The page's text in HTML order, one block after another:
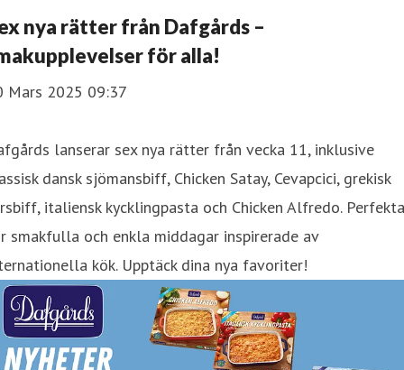
nya rätter från Dafgårds –
för alla!
Mars 2025 09:37
lanserar sex nya rätter från vecka 11, inklusive
dansk sjömansbiff, Chicken Satay, Cevapcici, grekisk
italiensk kycklingpasta och Chicken Alfredo. Perfekta
smakfulla och enkla middagar inspirerade av
kök. Upptäck dina nya favoriter!